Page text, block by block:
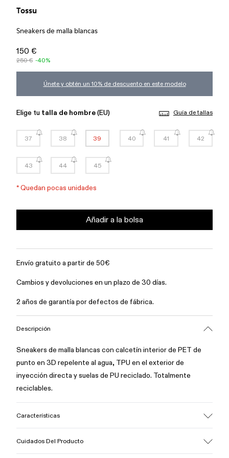
Tossu
Sneakers de malla blancas
150 €
250 € -40%
Únete y obtén un 10% de descuento en este modelo
Elige tu talla de hombre(EU) Guía de tallas
37 38 39 40 41 42
43 44 45
*Quedan pocas unidades
Añadir a la bolsa
Envío gratuito a partir de 50€
Cambios y devoluciones en un plazo de 30 días.
2 años de garantía por defectos de fábrica.
Descripción
Sneakers de malla blancas con calcetín interior de PET de
punto en 3D repelente al agua, TPU en el exterior de
inyección directa y suelas de PU reciclado. Totalmente
reciclables.
Características
Cuidados Del Producto